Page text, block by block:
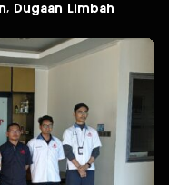
Dugaan Limbah